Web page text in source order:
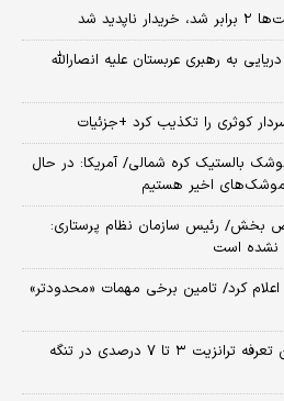
شد
به رهبری عربستان علیه انصارالله
کوثری را تکذیب کرد +جزئیات
بالستیک کره شمالی/ آمریکا: در حال
موشک‌های اخیر هستیم
بخش/ رئیس سازمان نظام پرستاری:
نشده است
اعلام کرد/ تامین برخی مهمات «محدودتر»
رویترز: ایران و عمان برای تعیین تعرفه ترانزیت ۳ تا ۷ درصدی در تنگه